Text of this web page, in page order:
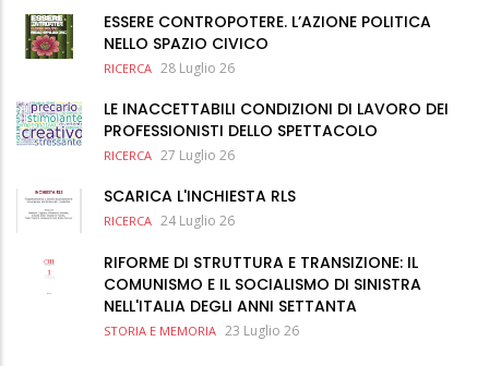
ESSERE CONTROPOTERE. L’AZIONE POLITICA
NELLO SPAZIO CIVICO
RICERCA 28 Luglio 26
LE INACCETTABILI CONDIZIONI DI LAVORO DEI
PROFESSIONISTI DELLO SPETTACOLO
RICERCA 27 Luglio 26
SCARICA L'INCHIESTA RLS
RICERCA 24 Luglio 26
RIFORME DI STRUTTURA E TRANSIZIONE: IL
COMUNISMO E IL SOCIALISMO DI SINISTRA
NELL'ITALIA DEGLI ANNI SETTANTA
STORIA E MEMORIA 23 Luglio 26